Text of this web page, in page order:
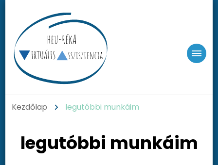
heu-Reka
Kezdőlap legutóbbi munkáim
legutóbbi munkáim